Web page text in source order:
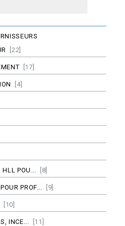
[22]
[17]
[4]
POU... [8]
PROF... [9]
[10]
INCE... [11]